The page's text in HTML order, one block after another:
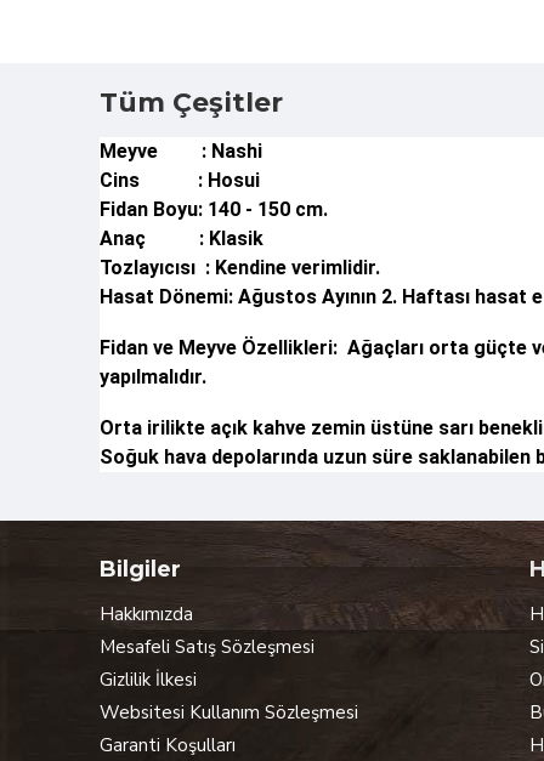
Tüm Çeşitler
Meyve : Nashi
Cins : Hosui
Fidan Boyu: 140 - 150 cm.
Anaç : Klasik
Tozlayıcısı : Kendine verimlidir.
Hasat Dönemi: Ağustos Ayının 2. Haftası hasat
Fidan ve Meyve Özellikleri: Ağaçları orta güçte
yapılmalıdır.
Orta irilikte açık kahve zemin üstüne sarı
Soğuk hava depolarında uzun süre
Bilgiler
Hakkımızda
Mesafeli Satış Sözleşmesi
Gizlilik İlkesi
Websitesi Kullanım Sözleşmesi
Garanti Koşulları